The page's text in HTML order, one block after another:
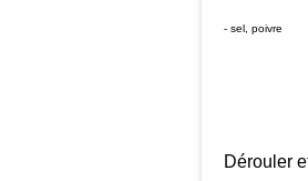
- sel, poivre
Dérouler